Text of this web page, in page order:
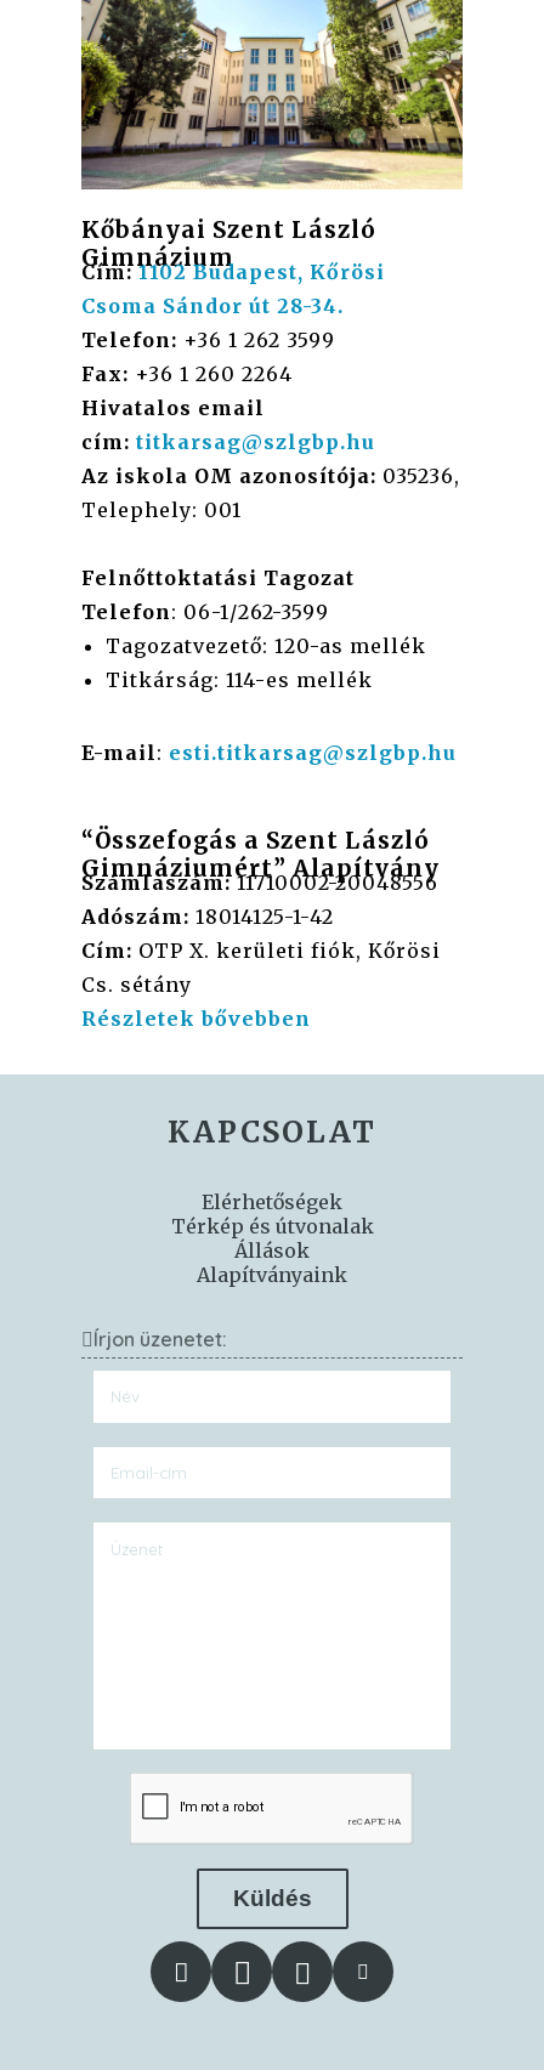
Kőbányai Szent László
Gimnázium
Cím: 1102 Budapest, Kőrösi
Csoma Sándor út 28-34.
Telefon: +36 1 262 3599
Fax: +36 1 260 2264
Hivatalos email
cím: titkarsag@szlgbp.hu
Az iskola OM azonosítója: 035236,
Telephely: 001
Felnőttoktatási Tagozat
Telefon: 06-1/262-3599
Tagozatvezető: 120-as mellék
Titkárság: 114-es mellék
E-mail: esti.titkarsag@szlgbp.hu
“Összefogás a Szent László
Gimnáziumért” Alapítvány
Számlaszám:11710002-20048556
Adószám: 18014125-1-42
Cím: OTP X. kerületi fiók, Kőrösi
Cs. sétány
Részletek bővebben
KAPCSOLAT
Elérhetőségek
Térkép és útvonalak
Állások
Alapítványaink
Írjon üzenetet:
Küldés